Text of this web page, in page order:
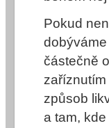
Pokud
částečně
způsob
a tam,